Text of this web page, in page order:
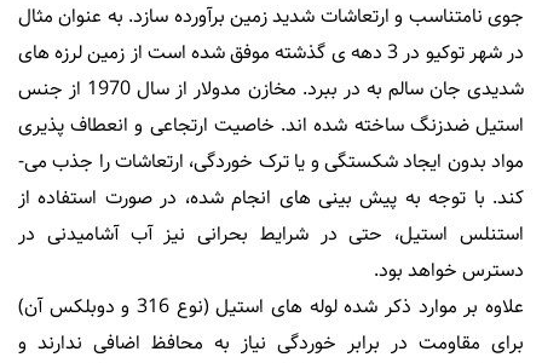
جوی نامتناسب و ارتعاشات شدید زمین برآورده سازد. به عنوان مثال
در شهر توکیو در 3 دهه ی گذشته موفق شده است از زمین لرزه های
شدیدی جان سالم به در ببرد. مخازن مدولار از سال 1970 از جنس
استیل ضدزنگ ساخته شده اند. خاصیت ارتجاعی و انعطاف پذیری
مواد بدون ایجاد شکستگی و یا ترک خوردگی، ارتعاشات را جذب می-
کند. با توجه به پیش بینی های انجام شده، در صورت استفاده از
استنلس استیل، حتی در شرایط بحرانی نیز آب آشامیدنی در
دسترس خواهد بود.
علاوه بر موارد ذکر شده لوله های استیل (نوع 316 و دوبلکس آن)
برای مقاومت در برابر خوردگی نیاز به محافظ اضافی ندارند و